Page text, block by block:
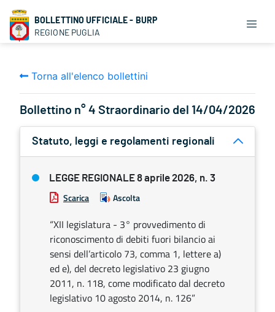
BOLLETTINO UFFICIALE - BURP
REGIONE PUGLIA
Torna all'elenco bollettini
Bollettino n° 4 Straordinario del 14/04/2026
Statuto, leggi e regolamenti regionali
LEGGE REGIONALE 8 aprile 2026, n. 3
Scarica Ascolta
“XII legislatura - 3° provvedimento di
riconoscimento di debiti fuori bilancio ai
sensi dell’articolo 73, comma 1, lettere a)
ed e), del decreto legislativo 23 giugno
2011, n. 118, come modificato dal decreto
legislativo 10 agosto 2014, n. 126”